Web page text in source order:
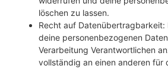
löschen zu lassen.
Recht auf Datenübertragbarkeit:
deine personenbezogenen
Verarbeitung Verantwortlichen
vollständig an einen anderen für